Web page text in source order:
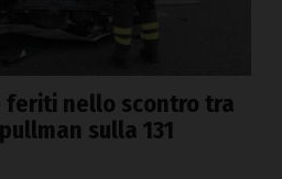
feriti nello scontro tra
sulla 131